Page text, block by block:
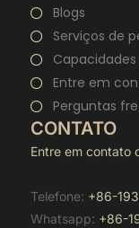
Blogs
Serviços de
Entre em
Perguntas
CONTATO
Entre em contato
Telefone: +86-
Whatsapp: +86-